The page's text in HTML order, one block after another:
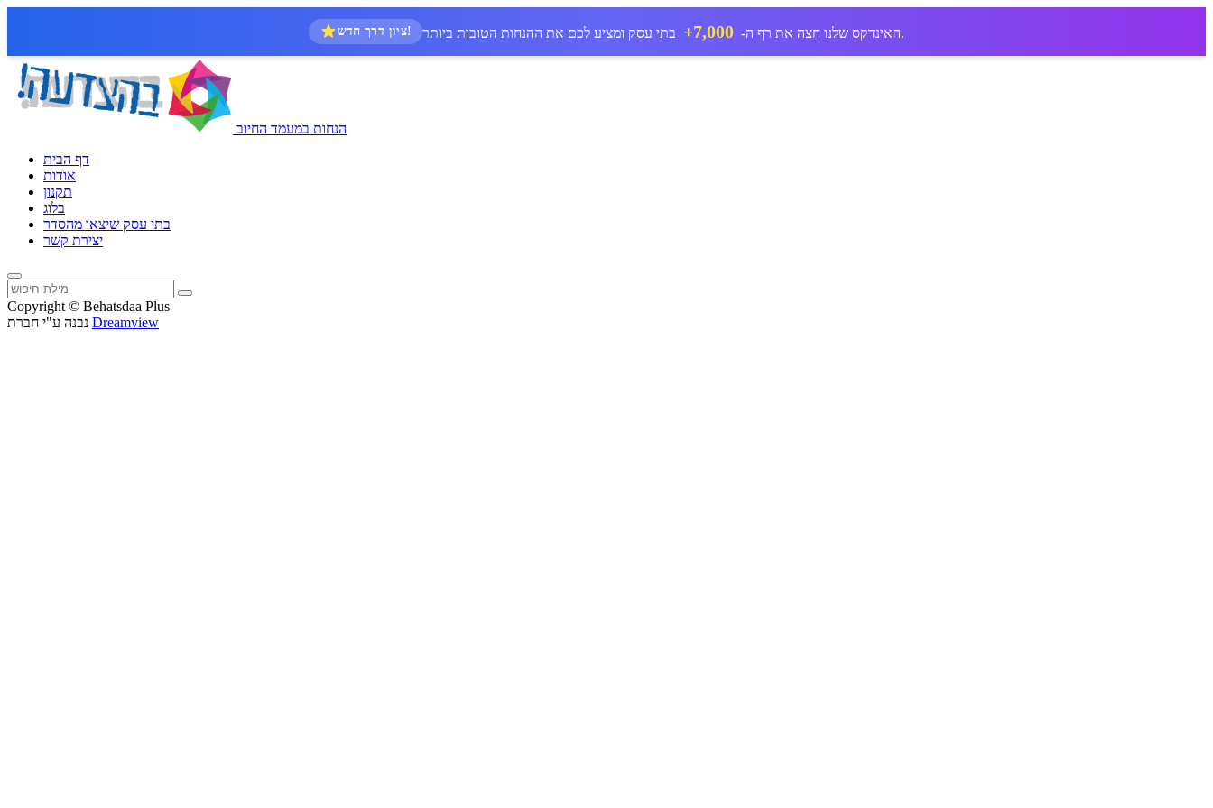
ציון דרך חדש! האינדקס שלנו חצה את רף ה- 7,000+ בתי עסק ומציע לכם את ההנחות הטובות ביותר.
הנחות במעמד החיוב
דף הבית
אודות
תקנון
בלוג
בתי עסק שיצאו מהסדר
יצירת קשר
Copyright © Behatsdaa Plus
Dreamview